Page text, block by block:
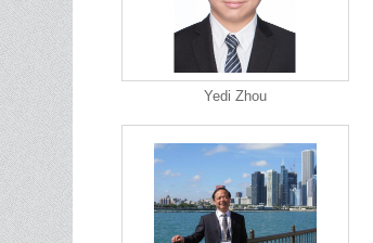
Yedi Zhou